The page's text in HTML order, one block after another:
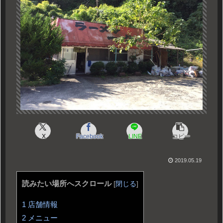
X Facebook LINE コピー
2019.05.19
読みたい場所へスクロール [閉じる]
1 店舗情報
2 メニュー